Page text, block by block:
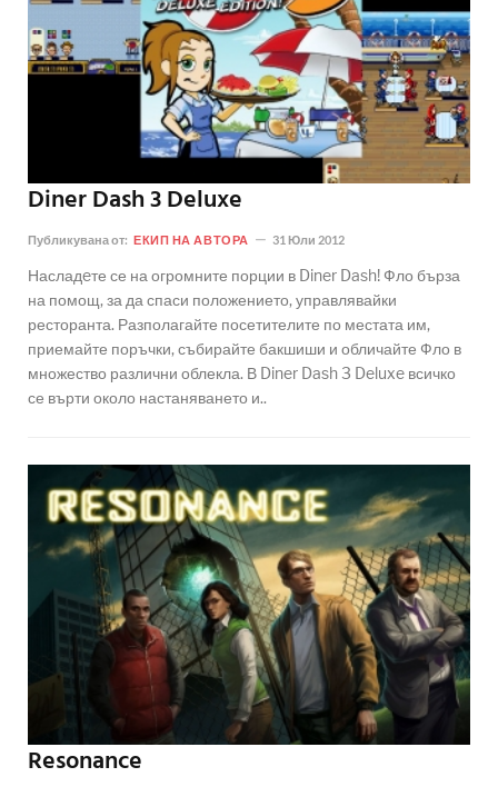
Diner Dash 3 Deluxe
Публикувана от: ЕКИП НА АВТОРА 31 Юли 2012
Насладeте се на огромните порции в Diner Dash! Фло бърза
на помощ, за да спаси положението, управлявайки
ресторанта. Разполагайте посетителите по местата им,
приемайте поръчки, събирайте бакшиши и обличайте Фло в
множество различни облекла. В Diner Dash 3 Deluxe всичко
се върти около настаняването и..
Resonance